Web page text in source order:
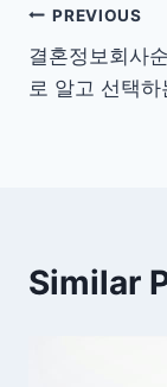
글
탐
PREVIOUS
결혼정보회사
로 알고 선택하
Similar